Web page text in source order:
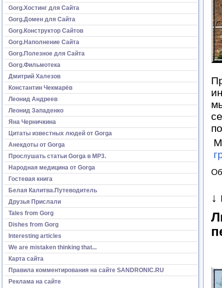
Gorg.Хостинг для Сайта
Gorg.Домен для Сайта
Gorg.Конструктор Сайтов
Gorg.Наполнение Сайта
Gorg.Полезное для Сайта
Gorg.Фильмотека
Дмитрий Халезов
Константин Чекмарёв
Леонид Андреев
Леонид Западенко
Яна Черничкина
Цитаты известных людей от Gorga
Анекдоты от Gorga
Прослушать статьи Gorga в МР3.
Народная медицина от Gorga
Гостевая книга
Белая Калитва.Путеводитель
Друзья Прислали
Tales from Gorg
Dishes from Gorg
Interesting articles
We are mistaken thinking that...
Карта сайта
Правила комментирования на сайте SANDRONIC.RU
Реклама на сайте